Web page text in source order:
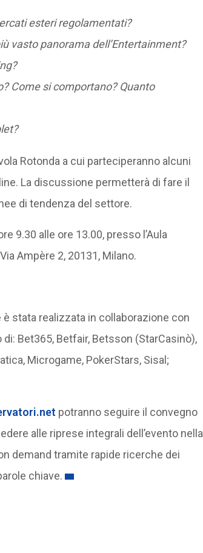
esteri regolamentati?
vasto panorama dell’Entertainment?
Come si comportano? Quanto
Rotonda a cui parteciperanno alcuni
La discussione permetterà di fare il
di tendenza del settore.
9.30 alle ore 13.00, presso l’Aula
Ampère 2, 20131, Milano.
è stata realizzata in collaborazione con
Bet365, Betfair, Betsson (StarCasinò),
Microgame, PokerStars, Sisal;
potranno seguire il convegno
alle riprese integrali dell’evento nella
demand tramite rapide ricerche dei
chiave.